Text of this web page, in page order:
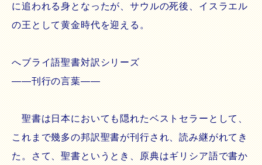
に追われる身となったが、サウルの死後、イスラエル
の王として黄金時代を迎える。
へブライ語聖書対訳シリーズ
――刊行の言葉――
聖書は日本においても隠れたベストセラーとして、
これまで幾多の邦訳聖書が刊行され、読み継がれてき
た。さて、聖書というとき、原典はギリシア語で書か